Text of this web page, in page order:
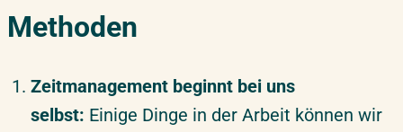
Methoden
Zeitmanagement beginnt bei uns
selbst: Einige Dinge in der Arbeit können wir